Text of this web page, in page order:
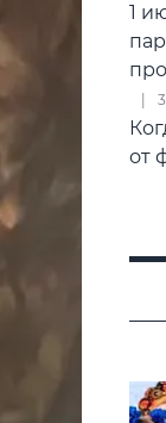
1
от